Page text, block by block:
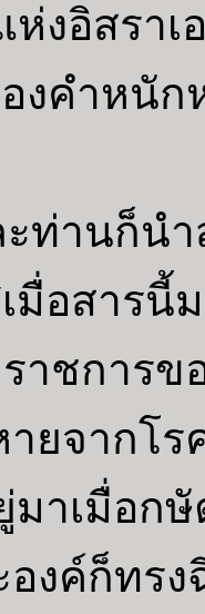
ห่งอิสรา
งคำหนัก
ก็นำสา
มื่อสารนี้
าชการ
ยจากโร
เมื่อกษั
งค์ก็ทรง